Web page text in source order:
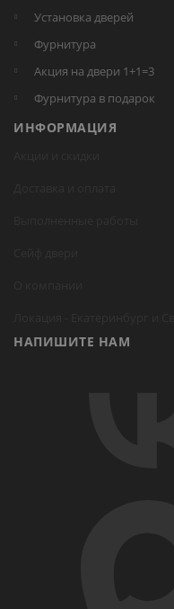
Установка дверей
Фурнитура
Акция на двери 1+1=3
Фурнитура в подарок
ИНФОРМАЦИЯ
НАПИШИТЕ НАМ